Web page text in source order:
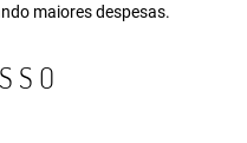
maiores despesas.